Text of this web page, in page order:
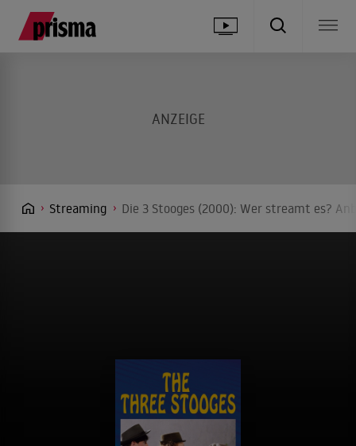
Streaming Die 3 Stooges (2000): Wer streamt es?